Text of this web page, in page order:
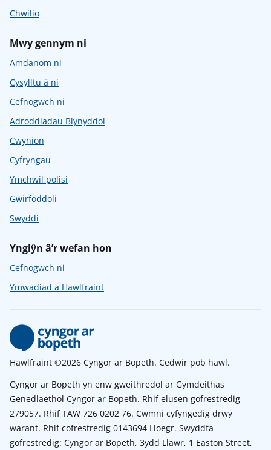
Chwilio
Mwy gennym ni
Amdanom ni
Cysylltu â ni
Cefnogwch ni
Adroddiadau Blynyddol
Cwynion
Cyfryngau
Ymchwil polisi
Gwirfoddoli
Swyddi
Ynglŷn â’r wefan hon
Cefnogwch ni
Ymwadiad a Hawlfraint
Hawlfraint ©2026 Cyngor ar Bopeth. Cedwir pob hawl.
Cyngor ar Bopeth yn enw gweithredol ar Gymdeithas
Genedlaethol Cyngor ar Bopeth. Rhif elusen gofrestredig
279057. Rhif TAW 726 0202 76. Cwmni cyfyngedig drwy
warant. Rhif cofrestredig 0143694 Lloegr. Swyddfa
gofrestredig: Cyngor ar Bopeth, 3ydd Llawr, 1 Easton Street,